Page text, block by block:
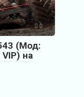
0
(Мод:
на